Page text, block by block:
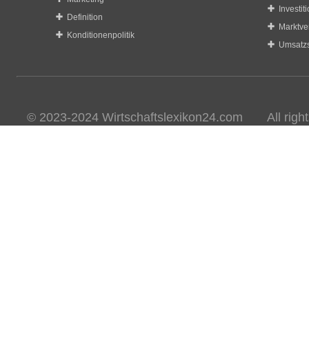
Definition
Konditionenpolitik
© 2023-2024 Wirtschaftslexikon24.com All